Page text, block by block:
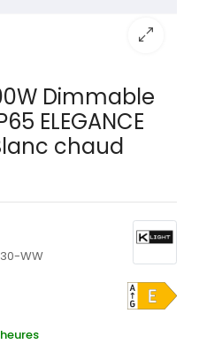
Dimmable
ELEGANCE
chaud
WW